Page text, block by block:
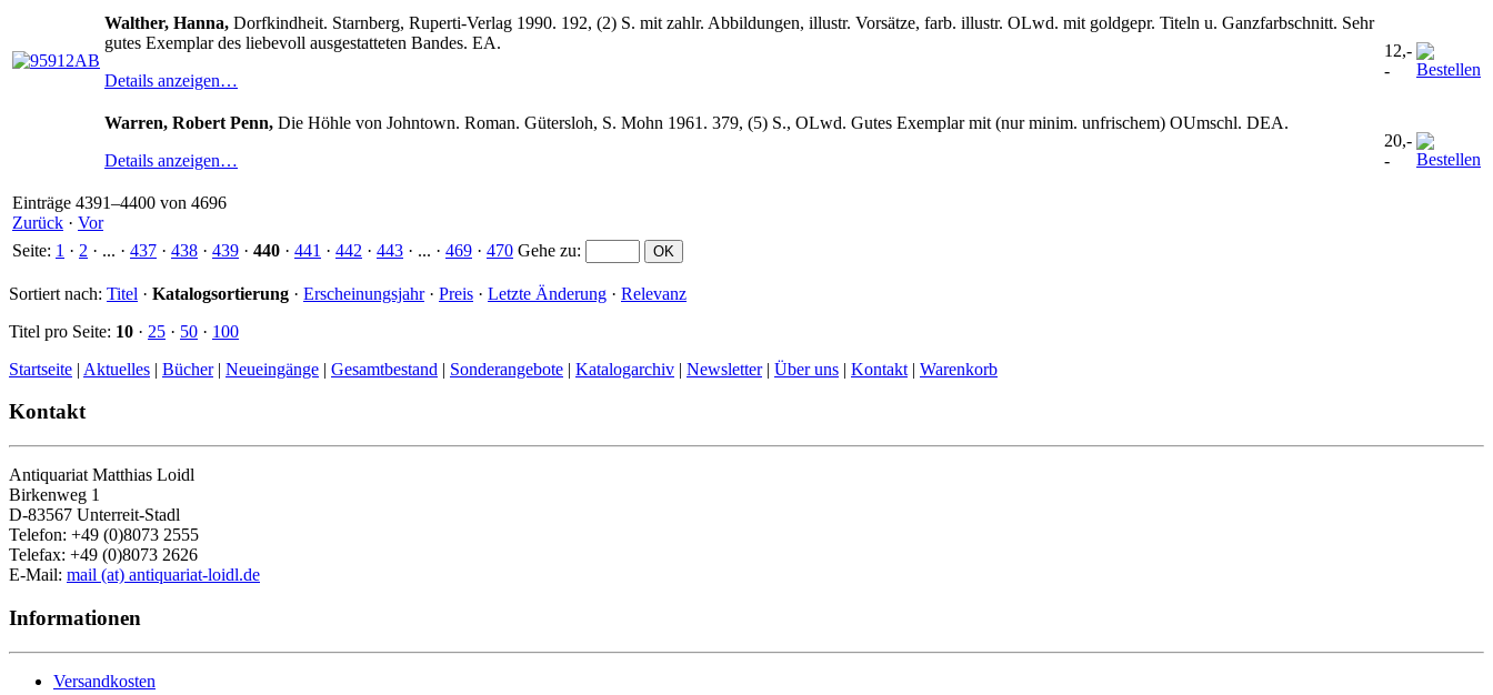
Walther, Hanna, Dorfkindheit. Starnberg, Ruperti-Verlag 1990. 192, (2) S. mit zahlr. Abbildungen, illustr. Vorsätze, farb. illustr. OLwd. mit goldgepr. Titeln u. Ganzfarbschnitt. Sehr
gutes Exemplar des liebevoll ausgestatteten Bandes. EA.
Details anzeigen…
12,-
-
Warren, Robert Penn, Die Höhle von Johntown. Roman. Gütersloh, S. Mohn 1961. 379, (5) S., OLwd. Gutes Exemplar mit (nur minim. unfrischem) OUmschl. DEA.
Details anzeigen…
20,-
-
Einträge 4391–4400 von 4696
Zurück · Vor
Seite: 1 · 2 · ... · 437 · 438 · 439 · 440 · 441 · 442 · 443 · ... · 469 · 470 Gehe zu:
Sortiert nach: Titel · Katalogsortierung · Erscheinungsjahr· Preis · Letzte Änderung · Relevanz
Titel pro Seite: 10 · 25 · 50 · 100
Startseite | Aktuelles | Bücher| Neueingänge | Gesamtbestand | Sonderangebote | Katalogarchiv | Newsletter| Über uns | Kontakt | Warenkorb
Kontakt
Antiquariat Matthias Loidl
Birkenweg 1
D-83567 Unterreit-Stadl
Telefon: +49 (0)8073 2555
Telefax: +49 (0)8073 2626
E-Mail: mail (at) antiquariat-loidl.de
Informationen
Versandkosten